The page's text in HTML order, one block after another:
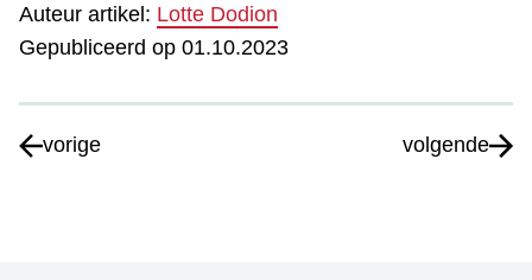
Auteur artikel: Lotte Dodion
Gepubliceerd op 01.10.2023
vorige volgende